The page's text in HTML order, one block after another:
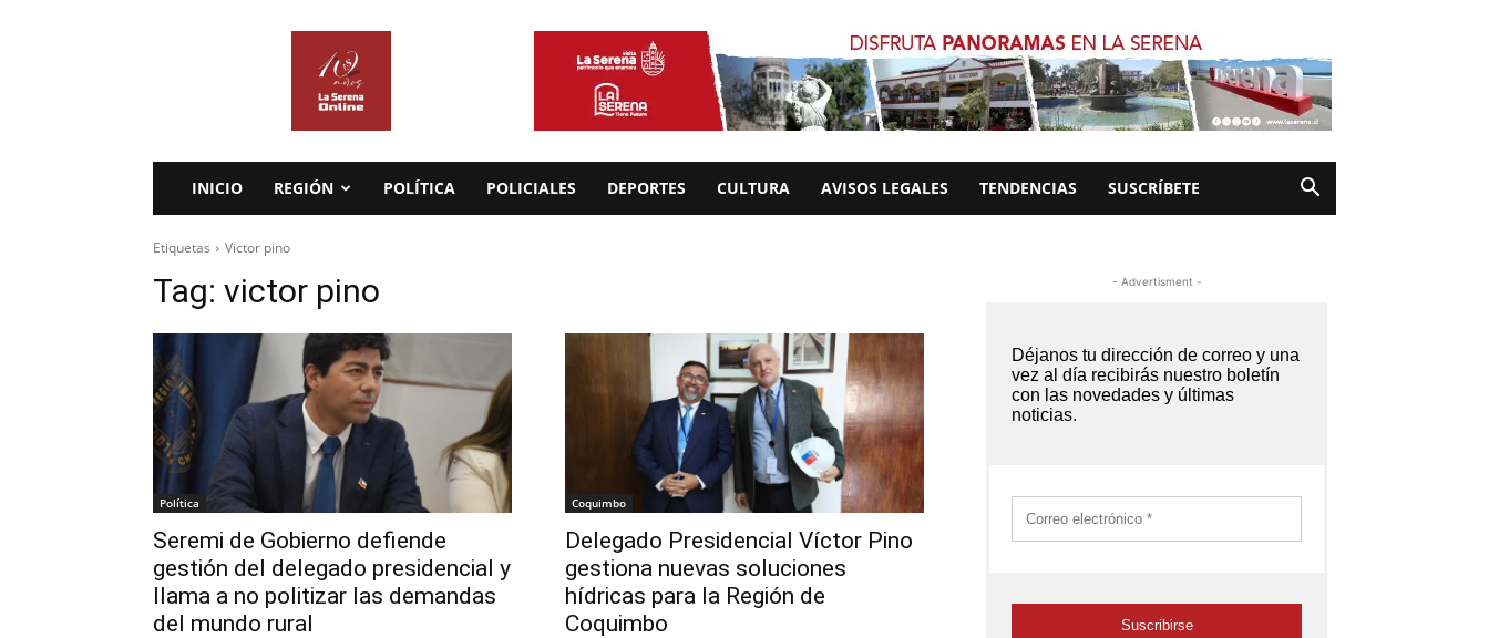
INICIO REGIÓN POLÍTICA POLICIALES DEPORTES CULTURA AVISOS LEGALES TENDENCIAS SUSCRÍBETE
Etiquetas Victor pino
Tag: victor pino
Política
Seremi de Gobierno defiende
gestión del delegado presidencial y
llama a no politizar las demandas
del mundo rural
Coquimbo
Delegado Presidencial Víctor Pino
gestiona nuevas soluciones
hídricas para la Región de
Coquimbo
- Advertisment -